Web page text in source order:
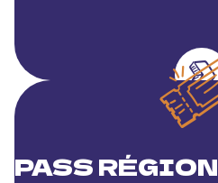
PASS RÉGION